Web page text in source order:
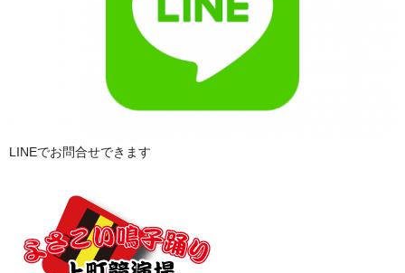
LINEでお問合せできます